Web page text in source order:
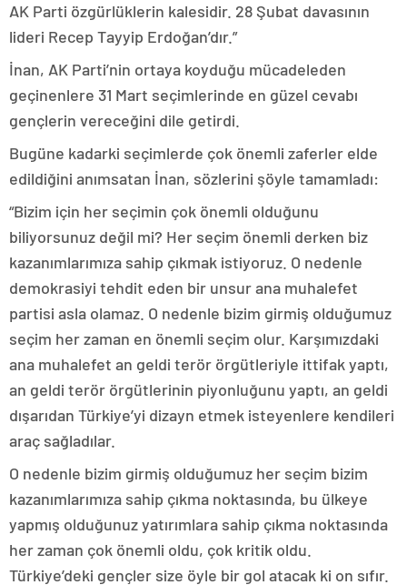
AK Parti özgürlüklerin kalesidir. 28 Şubat davasının
lideri Recep Tayyip Erdoğan’dır.”
İnan, AK Parti’nin ortaya koyduğu mücadeleden
geçinenlere 31 Mart seçimlerinde en güzel cevabı
gençlerin vereceğini dile getirdi.
Bugüne kadarki seçimlerde çok önemli zaferler elde
edildiğini anımsatan İnan, sözlerini şöyle tamamladı:
“Bizim için her seçimin çok önemli olduğunu
biliyorsunuz değil mi? Her seçim önemli derken biz
kazanımlarımıza sahip çıkmak istiyoruz. O nedenle
demokrasiyi tehdit eden bir unsur ana muhalefet
partisi asla olamaz. O nedenle bizim girmiş olduğumuz
seçim her zaman en önemli seçim olur. Karşımızdaki
ana muhalefet an geldi terör örgütleriyle ittifak yaptı,
an geldi terör örgütlerinin piyonluğunu yaptı, an geldi
dışarıdan Türkiye’yi dizayn etmek isteyenlere kendileri
araç sağladılar.
O nedenle bizim girmiş olduğumuz her seçim bizim
kazanımlarımıza sahip çıkma noktasında, bu ülkeye
yapmış olduğunuz yatırımlara sahip çıkma noktasında
her zaman çok önemli oldu, çok kritik oldu.
Türkiye’deki gençler size öyle bir gol atacak ki on sıfır.